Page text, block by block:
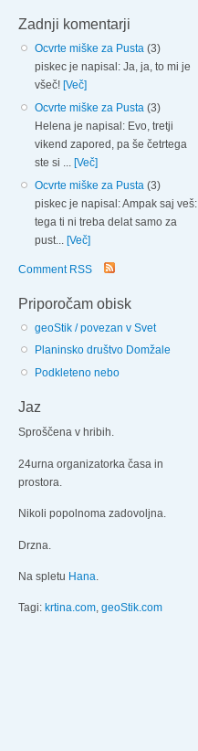
Zadnji komentarji
Ocvrte miške za Pusta (3)
piskec je napisal: Ja, ja, to mi je
všeč! [Več]
Ocvrte miške za Pusta (3)
Helena je napisal: Evo, tretji
vikend zapored, pa še četrtega
ste si ... [Več]
Ocvrte miške za Pusta (3)
piskec je napisal: Ampak saj veš:
tega ti ni treba delat samo za
pust... [Več]
Comment RSS
Priporočam obisk
geoStik / povezan v Svet
Planinsko društvo Domžale
Podkleteno nebo
Jaz
Sproščena v hribih.
24urna organizatorka časa in
prostora.
Nikoli popolnoma zadovoljna.
Drzna.
Na spletu Hana.
Tagi: krtina.com, geoStik.com